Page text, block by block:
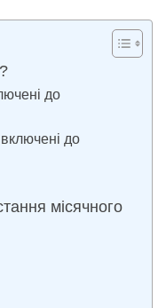
до
до
місячного